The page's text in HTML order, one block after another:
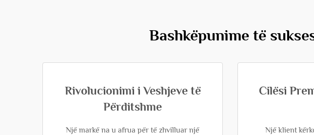
Bashkëpunime të
Rivolucionimi i Veshjeve të
Përditshme
Një markë na u afrua për të zhvilluar një
Cilësi
Një klient